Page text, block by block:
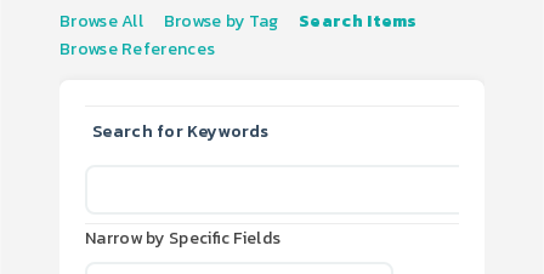
Browse All Browse by Tag
Search Items
Browse References
Search for Keywords
Narrow by Specific Fields